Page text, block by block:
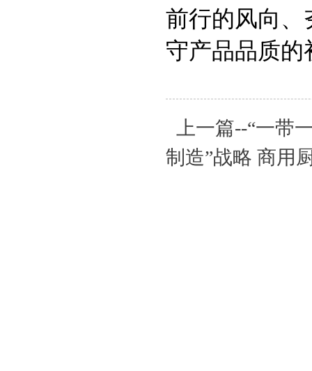
前行的风向、
守产品品质的
上一篇--“一带
制造”战略 商用